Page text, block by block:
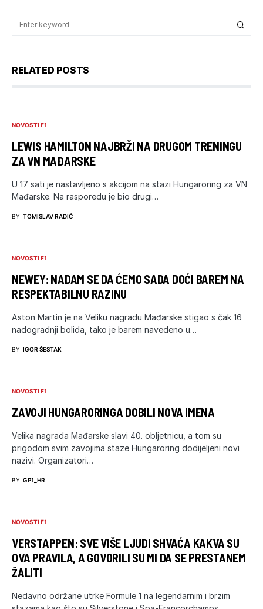
RELATED POSTS
NOVOSTI F1
LEWIS HAMILTON NAJBRŽI NA DRUGOM TRENINGU
ZA VN MAĐARSKE
U 17 sati je nastavljeno s akcijom na stazi Hungaroring za VN
Mađarske. Na rasporedu je bio drugi…
BY TOMISLAV RADIĆ
NOVOSTI F1
NEWEY: NADAM SE DA ĆEMO SADA DOĆI BAREM NA
RESPEKTABILNU RAZINU
Aston Martin je na Veliku nagradu Mađarske stigao s čak 16
nadogradnji bolida, tako je barem navedeno u…
BY IGOR ŠESTAK
NOVOSTI F1
ZAVOJI HUNGARORINGA DOBILI NOVA IMENA
Velika nagrada Mađarske slavi 40. obljetnicu, a tom su
prigodom svim zavojima staze Hungaroring dodijeljeni novi
nazivi. Organizatori…
BY GP1_HR
NOVOSTI F1
VERSTAPPEN: SVE VIŠE LJUDI SHVAĆA KAKVA SU
OVA PRAVILA, A GOVORILI SU MI DA SE PRESTANEM
ŽALITI
Nedavno održane utrke Formule 1 na legendarnim i brzim